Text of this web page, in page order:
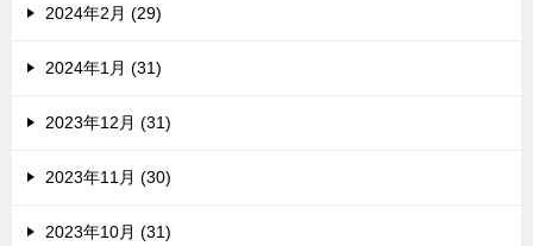
2024年2月 (29)
2024年1月 (31)
2023年12月 (31)
2023年11月 (30)
2023年10月 (31)